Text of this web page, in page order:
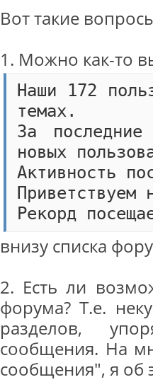
Вот такие
1. Можно как-то
Наши 172
темах.
За
новых
Активность
Рекорд
внизу списка
2. Есть ли
форума? Т.е.
разделов,
сообщения. На
сообщения", я об